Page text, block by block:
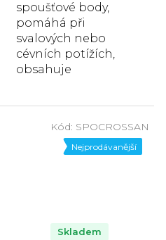
spoušťové body,
pomáhá při
svalových nebo
cévních potížích,
obsahuje
Balení obsahuje: ...
Nejprodávanější
Skladem
Kód: SPOCROSSAN